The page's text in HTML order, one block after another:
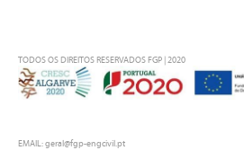
TODOS OS DIREITOS RESERVADOS FGP | 2020
EMAIL:geral@fgp-engcivil.pt